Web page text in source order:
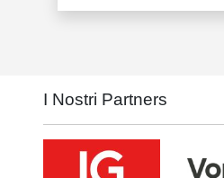
I Nostri Partners